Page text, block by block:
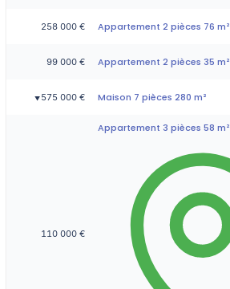
258 000 € Appartement 2 pièces 76 m²
99 000 € Appartement 2 pièces 35 m²
▼ 575 000 € Maison 7 pièces 280 m²
110 000 €
Appartement 3 pièces 58 m²